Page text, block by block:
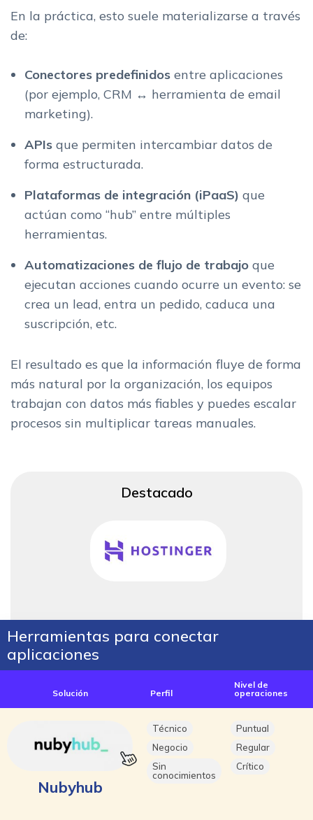
Pequenos negocios y emprendedores
Buenas practicas para implantar herramientas de flujo de
trabajo
Como encajan las plataformas mas conocidas (como
Las mejores herramientas de integracion segun expertos
En la práctica, esto suele materializarse a través
de:
Conectores predefinidos entre aplicaciones
(por ejemplo, CRM ↔ herramienta de email
marketing).
APIs que permiten intercambiar datos de
forma estructurada.
Plataformas de integración (iPaaS) que
actúan como “hub” entre múltiples
herramientas.
Automatizaciones de flujo de trabajo que
ejecutan acciones cuando ocurre un evento: se
crea un lead, entra un pedido, caduca una
suscripción, etc.
El resultado es que la información fluye de forma
más natural por la organización, los equipos
trabajan con datos más fiables y puedes escalar
procesos sin multiplicar tareas manuales.
Destacado
Herramientas para conectar
aplicaciones
Solución Perfil
Nivel de
operaciones
Nubyhub
Técnico
Negocio
Sin
conocimientos
Puntual
Regular
Crítico